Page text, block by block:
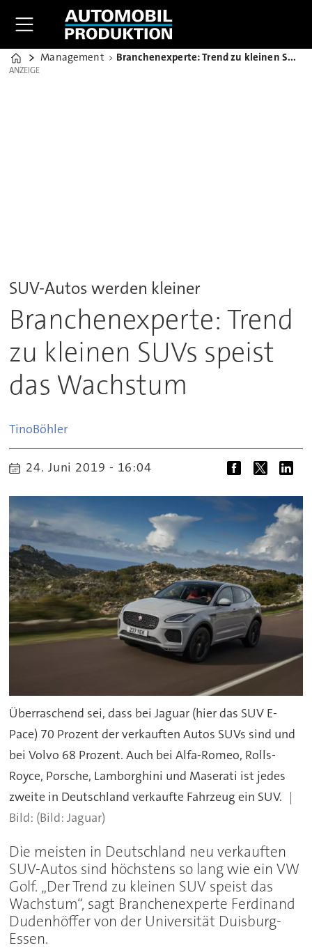
Home
Management Branchenexperte: Trend zu kleinen SUVs speist das Wachstum
ANZEIGE
ANZEIGE
SUV-Autos werden kleiner
Branchenexperte: Trend
zu kleinen SUVs speist
das Wachstum
TinoBöhler
24. Juni 2019 - 16:04
Überraschend sei, dass bei Jaguar (hier das SUV E-
Pace) 70 Prozent der verkauften Autos SUVs sind und
bei Volvo 68 Prozent. Auch bei Alfa-Romeo, Rolls-
Royce, Porsche, Lamborghini und Maserati ist jedes
zweite in Deutschland verkaufte Fahrzeug ein SUV.
(Bild: Jaguar)
Die meisten in Deutschland neu verkauften
SUV-Autos sind höchstens so lang wie ein VW
Golf. „Der Trend zu kleinen SUV speist das
Wachstum“, sagt Branchenexperte Ferdinand
Dudenhöffer von der Universität Duisburg-
Essen.